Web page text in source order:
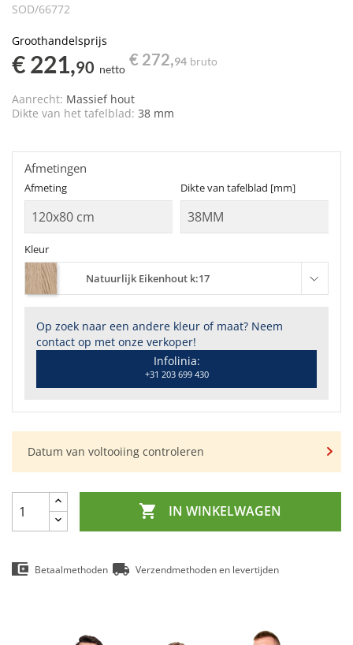
SOD/66772
Groothandelsprijs
€ 221,90 netto
€ 272,94 bruto
Aanrecht: Massief hout
Dikte van het tafelblad: 38 mm
Kleur
Natuurlijk Eikenhout k:17
Op zoek naar een andere kleur of maat? Neem
contact op met onze verkoper!
Infolinia:
+31 203 699 430
Afmeting Dikte van tafelblad [mm]
Afmetingen
Datum van voltooiing controleren
 IN WINKELWAGEN
Betaalmethoden Verzendmethoden en levertijden